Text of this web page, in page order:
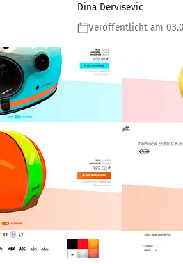
Dina Dervisevic
Veröffentlicht am